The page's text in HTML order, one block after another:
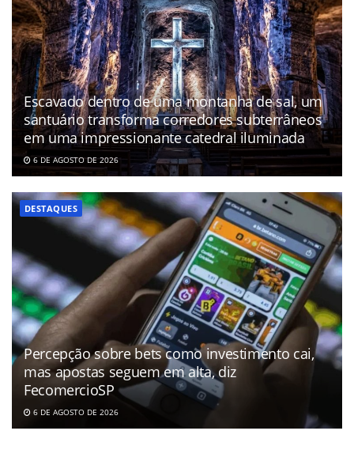
Escavado dentro de uma montanha de sal, um
santuário transforma corredores subterrâneos
em uma impressionante catedral iluminada
6 DE AGOSTO DE 2026
DESTAQUES
Percepção sobre bets como investimento cai,
mas apostas seguem em alta, diz
FecomercioSP
6 DE AGOSTO DE 2026